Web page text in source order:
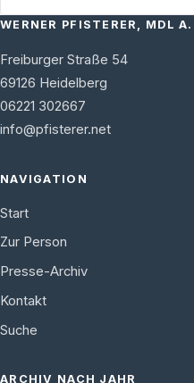
WERNER PFISTERER, MDL A.
Freiburger Straße 54
69126 Heidelberg
06221 302667
info@pfisterer.net
NAVIGATION
Start
Zur Person
Presse-Archiv
Kontakt
Suche
ARCHIV NACH JAHR